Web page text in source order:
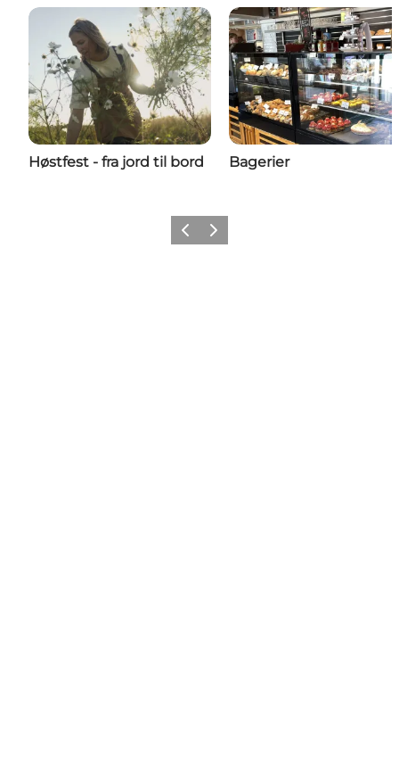
Høstfest - fra jord til bord Bagerier
Forrige billede
Næste billede